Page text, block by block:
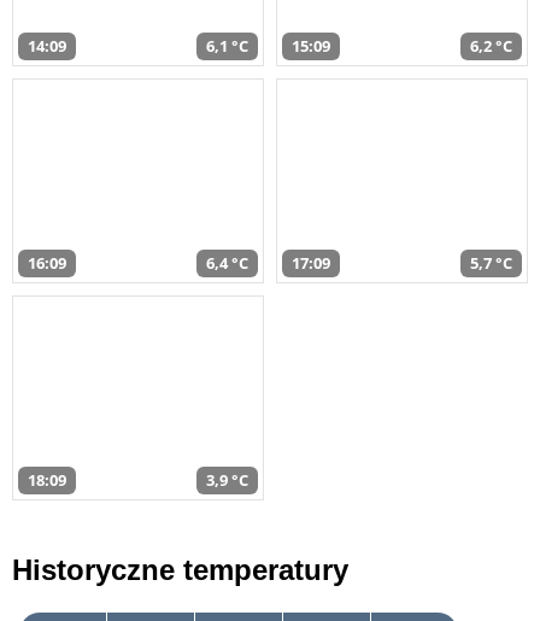
14:09 6,1 °C 15:09 6,2 °C
16:09 6,4 °C 17:09 5,7 °C
18:09 3,9 °C
Historyczne temperatury